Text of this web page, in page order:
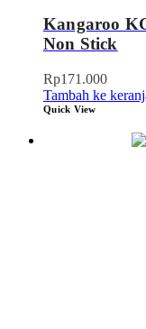
Kangaroo
Non Stick
Rp171.000
Tambah ke
Quick View